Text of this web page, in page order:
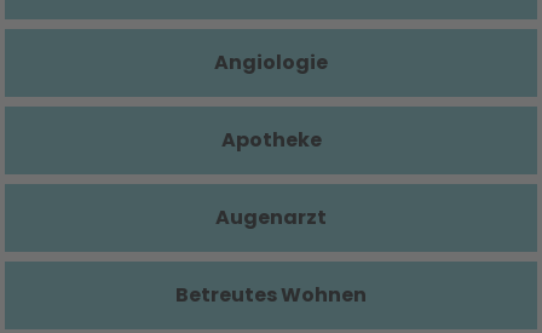
Angiologie
Apotheke
Augenarzt
Betreutes Wohnen